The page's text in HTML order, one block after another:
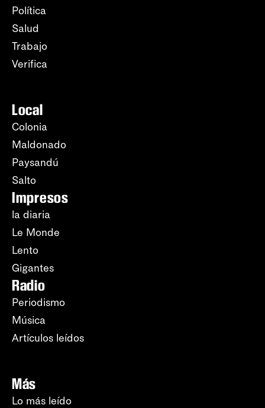
Política
Salud
Trabajo
Verifica
Local
Colonia
Maldonado
Paysandú
Salto
Impresos
la diaria
Le Monde
Lento
Gigantes
Radio
Periodismo
Música
Artículos leídos
Más
Lo más leído